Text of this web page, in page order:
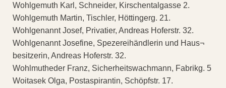
Wohlgemuth Karl, Schneider, Kirschentalgasse 2.
Wohlgemuth Martin, Tischler, Höttingerg. 21.
Wohlgenannt Josef, Privatier, Andreas Hoferstr. 32.
Wohlgenannt Josefine, Spezereihändlerin und Haus¬
besitzerin, Andreas Hoferstr. 32.
Wohlmutheder Franz, Sicherheitswachmann, Fabrikg. 5
Woitasek Olga, Postaspirantin, Schöpfstr. 17.